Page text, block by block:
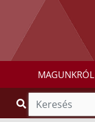
MAGUNKRÓL